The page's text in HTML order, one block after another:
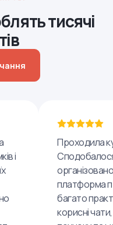
тисячі
і
Проходила
платформа
багато
корисні